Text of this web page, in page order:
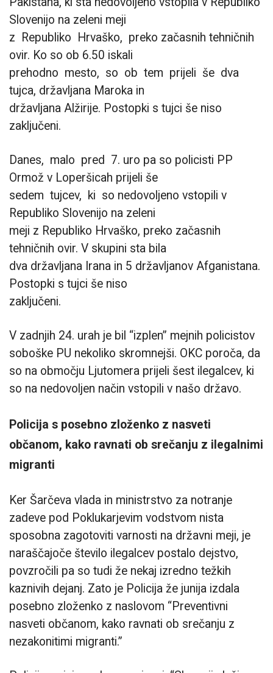
Slovenijo na zeleni meji
z Republiko Hrvaško, preko začasnih tehničnih
ovir. Ko so ob 6.50 iskali
prehodno mesto, so ob tem prijeli še dva
tujca, državljana Maroka in
državljana Alžirije. Postopki s tujci še niso
zaključeni.
Danes, malo pred 7. uro pa so policisti PP
Ormož v Loperšicah prijeli še
sedem tujcev, ki so nedovoljeno vstopili v
Republiko Slovenijo na zeleni
meji z Republiko Hrvaško, preko začasnih
tehničnih ovir. V skupini sta bila
dva državljana Irana in 5 državljanov Afganistana.
Postopki s tujci še niso
zaključeni.
V zadnjih 24. urah je bil “izplen” mejnih policistov
soboške PU nekoliko skromnejši. OKC poroča, da
so na območju Ljutomera prijeli šest ilegalcev, ki
so na nedovoljen način vstopili v našo državo.
Policija s posebno zloženko z nasveti
občanom, kako ravnati ob srečanju z ilegalnimi
migranti
Ker Šarčeva vlada in ministrstvo za notranje
zadeve pod Poklukarjevim vodstvom nista
sposobna zagotoviti varnosti na državni meji, je
naraščajoče število ilegalcev postalo dejstvo,
povzročili pa so tudi že nekaj izredno težkih
kaznivih dejanj. Zato je Policija že junija izdala
posebno zloženko z naslovom “Preventivni
nasveti občanom, kako ravnati ob srečanju z
nezakonitimi migranti.”